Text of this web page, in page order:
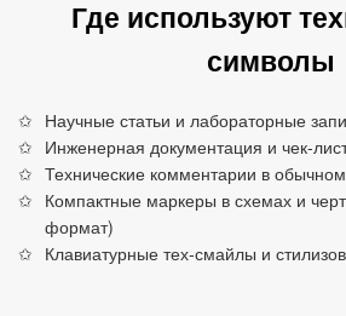
Где используют
символы
Научные статьи и лабораторные
Инженерная документация и
Технические комментарии в обычном
Компактные маркеры в схемах и
формат)
Клавиатурные тех‑смайлы и